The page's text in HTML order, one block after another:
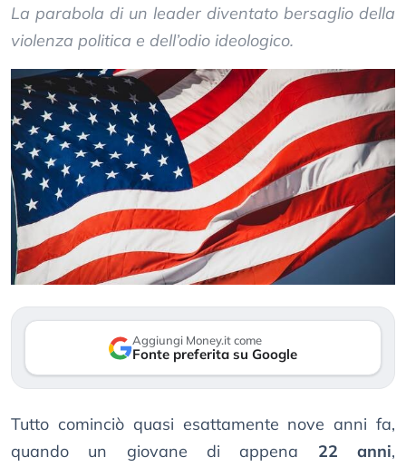
La parabola di un leader diventato bersaglio della
violenza politica e dell’odio ideologico.
Aggiungi Money.it come
Fonte preferita su Google
Tutto cominciò quasi esattamente nove anni fa,
quando un giovane di appena 22 anni,